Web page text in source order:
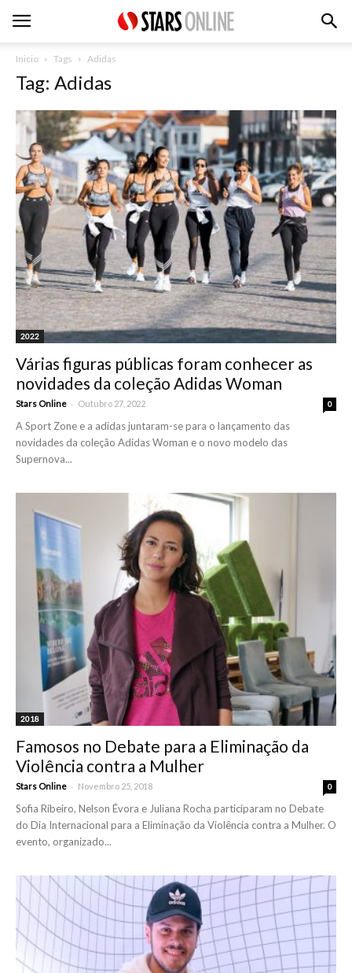
Inicio Tags Adidas
Tag: Adidas
2022
Várias figuras públicas foram conhecer as
novidades da coleção Adidas Woman
Stars Online - Outubro 27, 2022 0
A Sport Zone e a adidas juntaram-se para o lançamento das
novidades da coleção Adidas Woman e o novo modelo das
Supernova...
2018
Famosos no Debate para a Eliminação da
Violência contra a Mulher
Stars Online - Novembro 25, 2018 0
Sofia Ribeiro, Nelson Évora e Juliana Rocha participaram no Debate
do Dia Internacional para a Eliminação da Violência contra a Mulher. O
evento, organizado...